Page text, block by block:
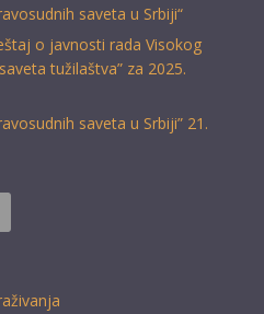
saveta u Srbiji“
o javnosti rada Visokog
tužilaštva” za 2025.
saveta u Srbiji” 21.